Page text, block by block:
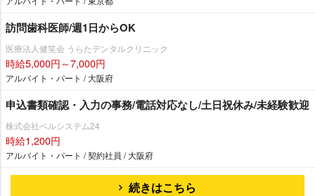
訪問歯科医師/週1日からOK
医療法人健笑会 うらたデンタルクリニック
時給5,000円～7,000円
アルバイト・パート / 大阪府
申込書類確認・入力の事務/電話対応なし/土日祝休み/未経験歓迎
株式会社ベルシステム24
時給1,200円
アルバイト・パート / 契約社員 / 大阪府
続きはこちら